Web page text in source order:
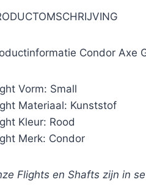
Condor Axe
Vorm: Small
Materiaal: Kunststof
Kleur: Rood
Merk: Condor
Flights en Shafts zijn in